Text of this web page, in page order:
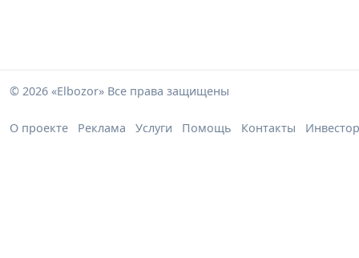
© 2026 «Elbozor» Все права защищены
О проекте Реклама Услуги Помощь Контакты